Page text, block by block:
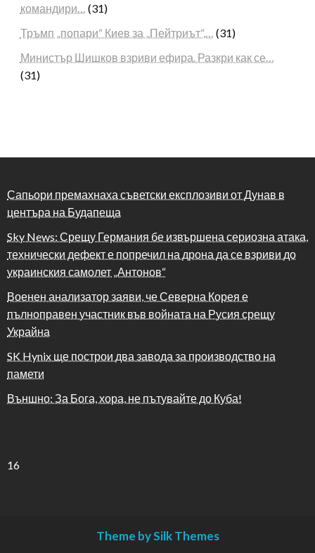
командири…
(31)
Тръмп „попари“ Киев за „Пейтриът“,…
(31)
Министър Шишков взриви ефира. Разкри как се…
(31)
Сапьори премахнаха съветски експлозиви от Дунав в
центъра на Будапеща
Sky News: Срещу Германия бе извършена сериозна атака,
технически дефект е попречил на дрона да се взриви до
украинския самолет „Антонов“
Военен анализатор заяви, че Северна Корея е
пълноправен участник във войната на Русия срещу
Украйна
SK Hynix ще построи два завода за производство на
памети
Външно: За Бога, хора, не пътувайте до Куба!
16
Theme by Silk Themes